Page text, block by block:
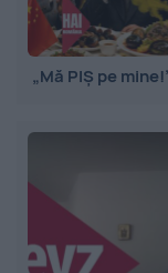
„Mă PIȘ pe